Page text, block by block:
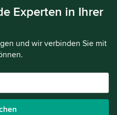
Experten in Ihrer
und wir verbinden Sie mit